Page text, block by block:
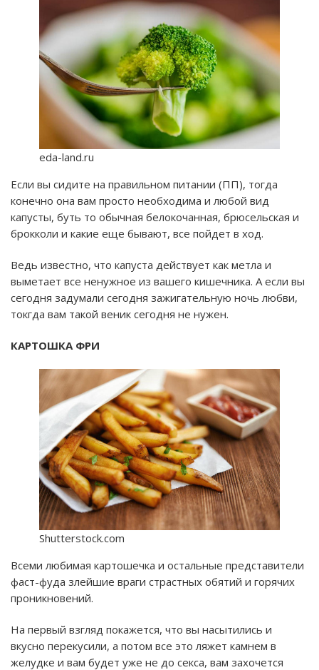
eda-land.ru
Если вы сидите на правильном питании (ПП), тогда
конечно она вам просто необходима и любой вид
капусты, буть то обычная белокочанная, брюсельская и
брокколи и какие еще бывают, все пойдет в ход.
Ведь известно, что капуста действует как метла и
выметает все ненужное из вашего кишечника. А если вы
сегодня задумали сегодня зажигательную ночь любви,
токгда вам такой веник сегодня не нужен.
КАРТОШКА ФРИ
Shutterstock.com
Всеми любимая картошечка и остальные представители
фаст-фуда злейшие враги страстных обятий и горячих
проникновений.
На первый взгляд покажется, что вы насытились и
вкусно перекусили, а потом все это ляжет камнем в
желудке и вам будет уже не до секса, вам захочется